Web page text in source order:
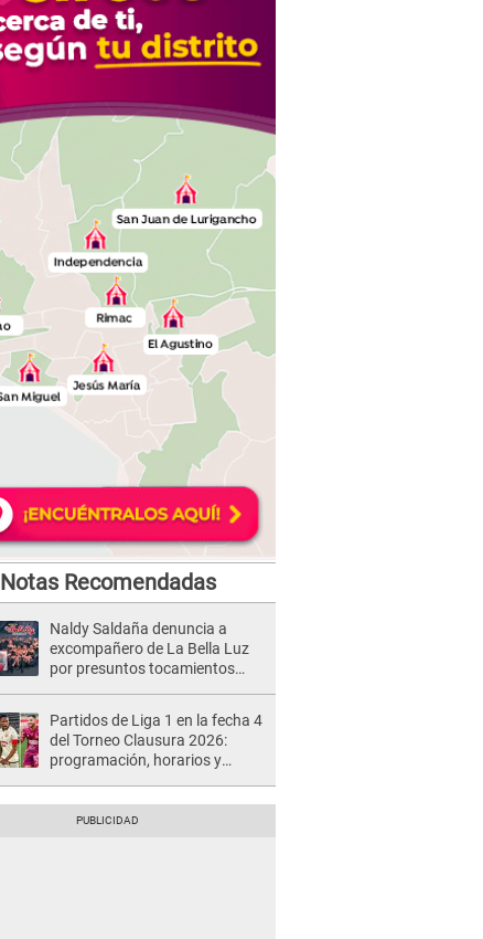
Notas Recomendadas
Naldy Saldaña denuncia a
excompañero de La Bella Luz
por presuntos tocamientos
Partidos de Liga 1 en la fecha 4
del Torneo Clausura 2026:
programación, horarios y